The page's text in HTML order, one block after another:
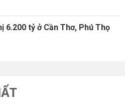
6.200 tỷ ở Cần Thơ, Phú Thọ